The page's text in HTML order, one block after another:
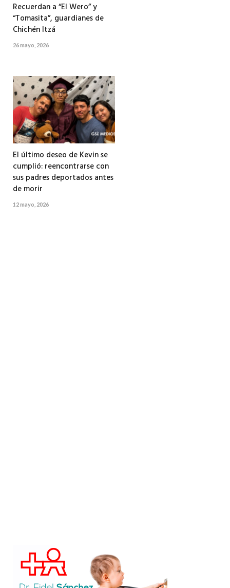
Recuerdan a “El Wero” y
“Tomasita”, guardianes de
Chichén Itzá
26 mayo, 2026
El último deseo de Kevin se
cumplió: reencontrarse con
sus padres deportados antes
de morir
12 mayo, 2026